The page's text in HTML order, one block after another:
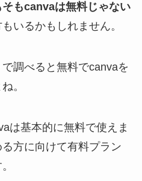
そもcanvaは無料じゃない
いるかもしれません。
調べると無料でcanvaを
。
は基本的に無料で使えま
方に向けて有料プラン